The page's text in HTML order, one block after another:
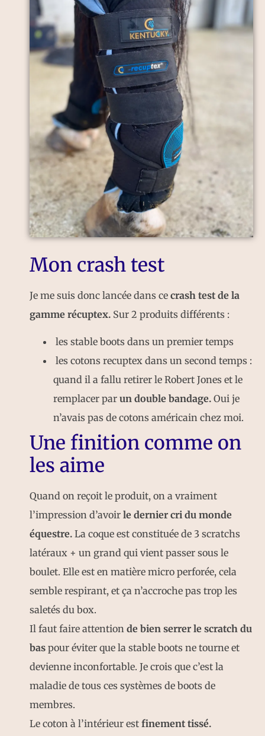
Mon crash test
Je me suis donc lancée dans ce crash test de la
gamme récuptex. Sur 2 produits différents :
les stable boots dans un premier temps
les cotons recuptex dans un second temps :
quand il a fallu retirer le Robert Jones et le
remplacer par un double bandage. Oui je
n’avais pas de cotons américain chez moi.
Une finition comme on
les aime
Quand on reçoit le produit, on a vraiment
l’impression d’avoir le dernier cri du monde
équestre. La coque est constituée de 3 scratchs
latéraux + un grand qui vient passer sous le
boulet. Elle est en matière micro perforée, cela
semble respirant, et ça n’accroche pas trop les
saletés du box.
Il faut faire attention de bien serrer le scratch du
bas pour éviter que la stable boots ne tourne et
devienne inconfortable. Je crois que c’est la
maladie de tous ces systèmes de boots de
membres.
Le coton à l’intérieur est finement tissé.